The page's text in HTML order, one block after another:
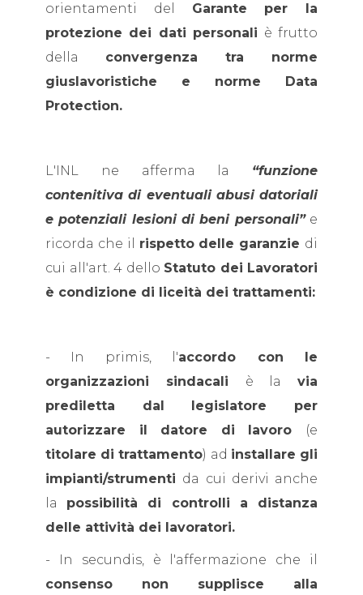
orientamenti del Garante per la
protezione dei dati personali è frutto
della convergenza tra norme
giuslavoristiche e norme Data
Protection.
L'INL ne afferma la
“funzione
contenitiva di eventuali abusi datoriali
e potenziali lesioni di beni personali” e
ricorda che il rispetto delle garanzie di
cui all'art. 4 dello Statuto dei Lavoratori
è condizione di liceità dei trattamenti:
- In primis, l'accordo con le
organizzazioni sindacali è la via
prediletta dal legislatore per
autorizzare il datore di lavoro
(e
titolare di trattamento) ad installare gli
impianti/strumenti da cui derivi anche
la possibilità di controlli a distanza
delle attività dei lavoratori.
- In secundis, è l'affermazione che il
consenso non supplisce alla